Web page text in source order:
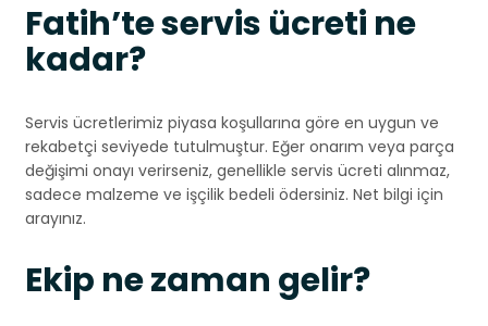
Fatih’te servis ücreti ne
kadar?
Servis ücretlerimiz piyasa koşullarına göre en uygun ve
rekabetçi seviyede tutulmuştur. Eğer onarım veya parça
değişimi onayı verirseniz, genellikle servis ücreti alınmaz,
sadece malzeme ve işçilik bedeli ödersiniz. Net bilgi için
arayınız.
Ekip ne zaman gelir?